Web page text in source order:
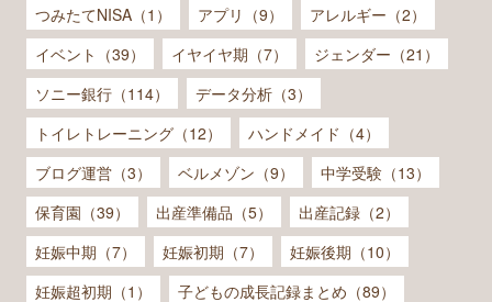
つみたてNISA（1）
アプリ（9）
アレルギー（2）
イベント（39）
イヤイヤ期（7）
ジェンダー（21）
ソニー銀行（114）
データ分析（3）
トイレトレーニング（12）
ハンドメイド（4）
ブログ運営（3）
ベルメゾン（9）
中学受験（13）
保育園（39）
出産準備品（5）
出産記録（2）
妊娠中期（7）
妊娠初期（7）
妊娠後期（10）
妊娠超初期（1）
子どもの成長記録まとめ（89）